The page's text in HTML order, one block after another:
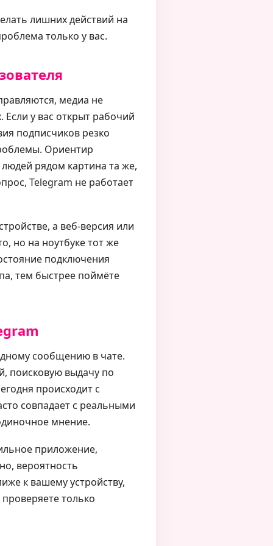
лишних действий на
только у вас.
медиа не
Если у вас открыт рабочий
подписчиков резко
Ориентир
рядом картина та же,
Telegram не работает
а веб-версия или
но на ноутбуке тот же
подключения
тем быстрее поймёте
сообщению в чате.
поисковую выдачу по
происходит с
совпадает с реальными
мнение.
приложение,
вероятность
к вашему устройству,
только